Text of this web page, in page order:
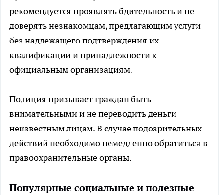
рекомендуется проявлять бдительность и не
доверять незнакомцам, предлагающим услуги
без надлежащего подтверждения их
квалификации и принадлежности к
официальным организациям.
Полиция призывает граждан быть
внимательными и не переводить деньги
неизвестным лицам. В случае подозрительных
действий необходимо немедленно обратиться в
правоохранительные органы.
Популярные социальные и полезные